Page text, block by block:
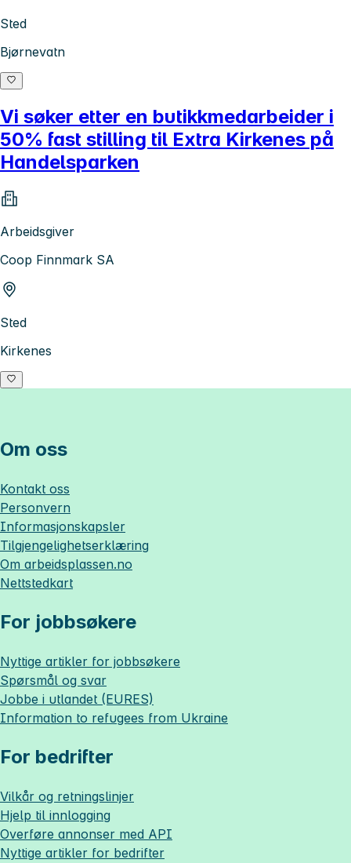
Sted
Bjørnevatn
Vi søker etter en butikkmedarbeider i
50% fast stilling til Extra Kirkenes på
Handelsparken
Arbeidsgiver
Coop Finnmark SA
Sted
Kirkenes
Om oss
Kontakt oss
Personvern
Informasjonskapsler
Tilgjengelighetserklæring
Om arbeidsplassen.no
Nettstedkart
For jobbsøkere
Nyttige artikler for jobbsøkere
Spørsmål og svar
Jobbe i utlandet (EURES)
Information to refugees from Ukraine
For bedrifter
Vilkår og retningslinjer
Hjelp til innlogging
Overføre annonser med API
Nyttige artikler for bedrifter